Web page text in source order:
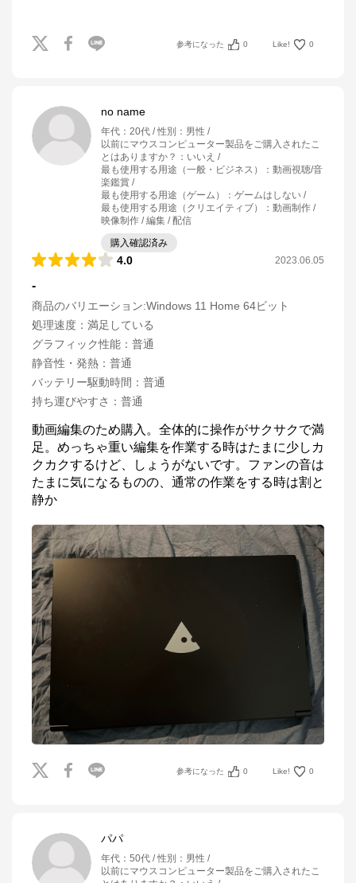
参考になった 0 Like! 0
no name
年代 ： 20代 性別 ： 男性
以前にマウスコンピューター製品をご購入されたこ
とはありますか？ ： いいえ
最も使用する用途（一般・ビジネス）
： 動画視聴/音
楽鑑賞
最も使用する用途（ゲーム）
： ゲームはしない
最も使用する用途（クリエイティブ）
： 動画制作 /
映像制作 / 編集 / 配信
購入確認済み
4.0 2023.06.05
-
商品のバリエーション:Windows 11 Home 64ビット
処理速度 ： 満足している
グラフィック性能 ： 普通
静音性・発熱 ： 普通
バッテリー駆動時間 ： 普通
持ち運びやすさ ： 普通
動画編集のため購入。全体的に操作がサクサクで満
足。めっちゃ重い編集を作業する時はたまに少しカ
クカクするけど、しょうがないです。ファンの音は
たまに気になるものの、通常の作業をする時は割と
静か
参考になった 0 Like! 0
パパ
年代 ： 50代 性別 ： 男性
以前にマウスコンピューター製品をご購入されたこ